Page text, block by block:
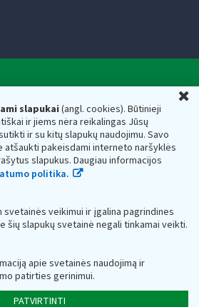
slapukai(angl. cookies). Būtinieji
ir jiems nėra reikalingas Jūsų
ir su kitų slapukų naudojimu. Savo
atšaukti pakeisdami interneto naršyklės
slapukus. Daugiau informacijos
politika.
svetainės veikimui ir įgalina pagrindines
šių slapukų svetainė negali tinkamai veikti.
apie svetainės naudojimą ir
patirties gerinimui.
PATVIRTINTI
ministerijos
asmens kodas — 188659752,
14, 01107 Vilnius, Lietuva, el.paštas:
dėžutės adresas 188659752
mokesčių inspekciją prie Lietuvos
kaupiami ir saugomi Juridinių